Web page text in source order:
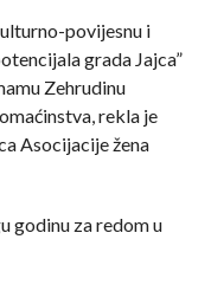
povijesnu i
grada Jajca”
Zehrudinu
rekla je
Asocijacije žena
godinu za redom u